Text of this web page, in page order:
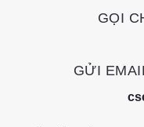
GỌI
GỬI